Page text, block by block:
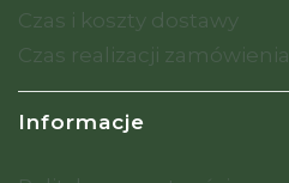
Czas i koszty dostawy
Czas realizacji zamówienia
Informacje